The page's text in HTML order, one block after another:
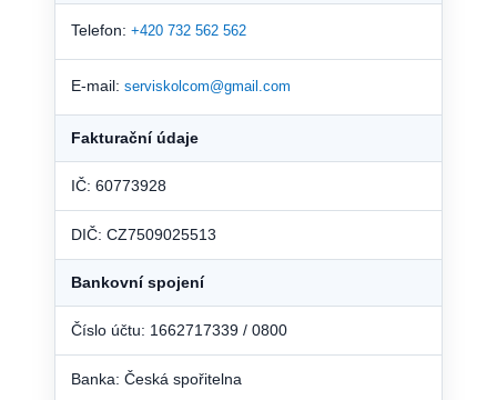
Telefon: +420 732 562 562
E-mail: serviskolcom@gmail.com
Fakturační údaje
IČ: 60773928
DIČ: CZ7509025513
Bankovní spojení
Číslo účtu: 1662717339 / 0800
Banka: Česká spořitelna